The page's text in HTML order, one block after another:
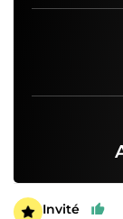
Invité